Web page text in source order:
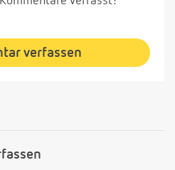
verfassen